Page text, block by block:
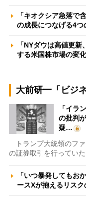
「キオクシア急落で
の成長につなげる4
「NYダウは高値更
する米国株市場の
大前研一「ビジ
「イラ
の批判
疑…
トランプ大統領のフ
の証券取引を行ってい
「いつ暴発してもお
ースXが抱えるリス